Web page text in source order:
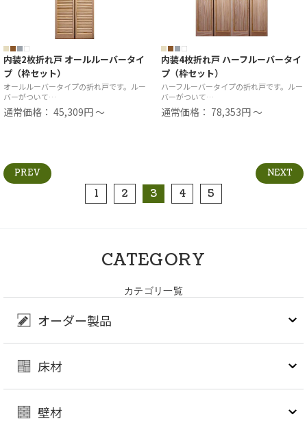
内装2枚折れ戸 オールルーバータイ
プ（枠セット）
オールルーバータイプの折れ戸です。ルー
バーがついて…
通常価格： 45,309円 ～
内装4枚折れ戸 ハーフルーバータイ
プ（枠セット）
ハーフルーバータイプの折れ戸です。ルー
バーがついて…
通常価格： 78,353円 ～
PREV
1 2 3 4 5
NEXT
CATEGORY
カテゴリ一覧
オーダー製品
床材
壁材